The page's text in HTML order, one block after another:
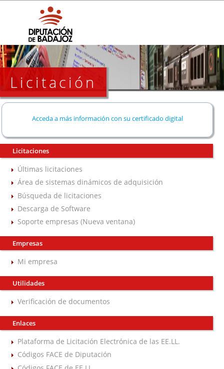
Licitación
Acceda a más información con su certificado digital
Licitaciones
Últimas licitaciones
Área de sistemas dinámicos de adquisición
Búsqueda de licitaciones
Descarga de Software
Soporte empresas (Nueva ventana)
Empresas
Mi empresa
Utilidades
Verificación de documentos
Enlaces
Plataforma de Licitación Electrónica de las EE.LL.
Códigos FACE de Diputación